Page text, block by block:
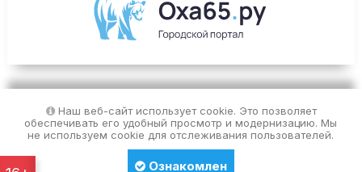
Наш веб-сайт использует cookie. Это позволяет
обеспечивать его удобный просмотр и модернизацию. Мы
не используем cookie для отслеживания пользователей.
Ознакомлен